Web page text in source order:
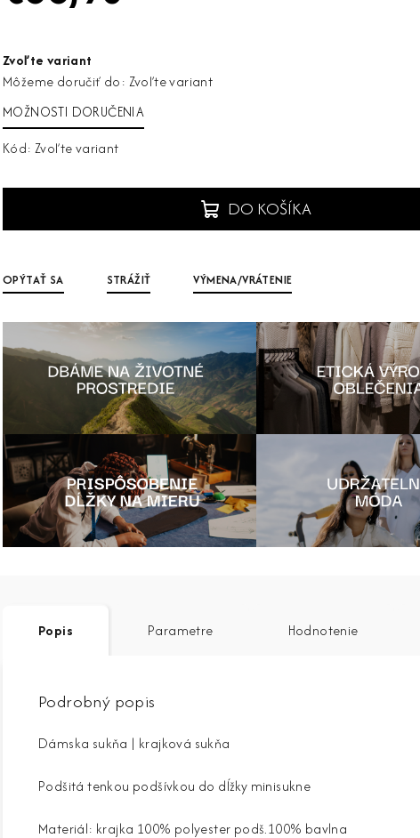
cena:
Zvoľte variant
Môžeme doručiť do: Zvoľte variant
MOŽNOSTI DORUČENIA
Kód: Zvoľte variant
DO KOŠÍKA
OPÝTAŤ SA STRÁŽIŤ VÝMENA/VRÁTENIE
Popis Parametre Hodnotenie
Podrobný popis
Dámska sukňa | krajková sukňa
Podšitá tenkou podšívkou do dĺžky minisukne
Materiál: krajka 100% polyester podš.100% bavlna